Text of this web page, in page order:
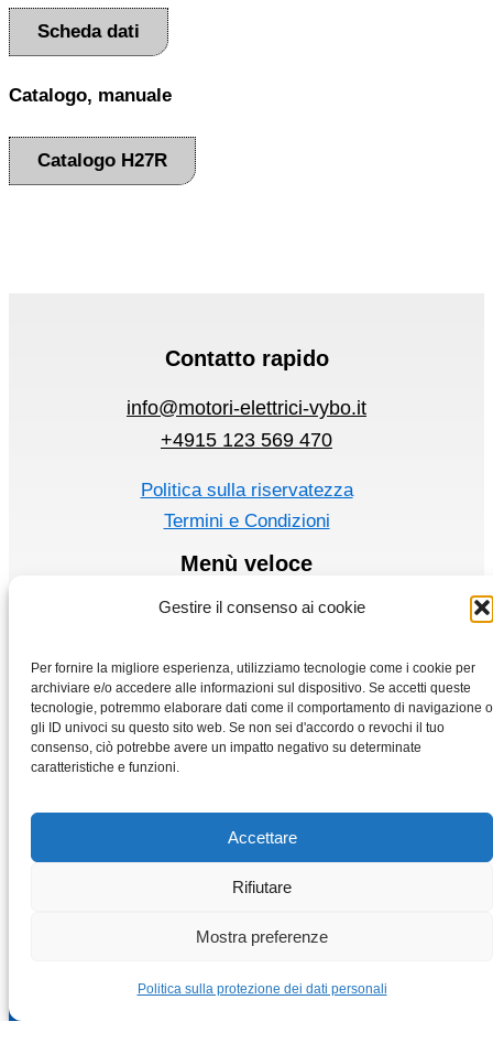
Gestire il consenso ai cookie
Per fornire la migliore esperienza, utilizziamo tecnologie come i cookie per
archiviare e/o accedere alle informazioni sul dispositivo. Se accetti queste
tecnologie, potremmo elaborare dati come il comportamento di navigazione o
gli ID univoci su questo sito web. Se non sei d'accordo o revochi il tuo
consenso, ciò potrebbe avere un impatto negativo su determinate
caratteristiche e funzioni.
Accettare
Rifiutare
Mostra preferenze
Politica sulla protezione dei dati personali
Scheda dati
Catalogo, manuale
Catalogo H27R
Contatto rapido
info@motori-elettrici-vybo.it
+4915 123 569 470
Politica sulla riservatezza
Termini e Condizioni
Menù veloce
Motori elettrici
Casa
Negozio
Copyright © 2026 Motori-elettrici-vybo.it | VYBO Electric